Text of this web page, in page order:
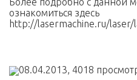
ознакомиться здесь
http://lasermachine.ru/
08.04.2013, 4018